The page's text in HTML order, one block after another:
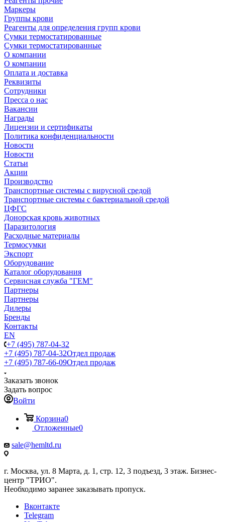
Маркеры
Группы крови
Реагенты для определения групп крови
Сумки термостатированные
Сумки термостатированные
О компании
О компании
Оплата и доставка
Реквизиты
Сотрудники
Пресса о нас
Вакансии
Награды
Лицензии и сертификаты
Политика конфиденциальности
Новости
Новости
Статьи
Акции
Производство
Транспортные системы с вирусной средой
Транспортные системы с бактериальной средой
ЦФГС
Донорская кровь животных
Паразитология
Расходные материалы
Термосумки
Экспорт
Оборудование
Каталог оборудования
Сервисная служба "ГЕМ"
Партнеры
Партнеры
Дилеры
Бренды
Контакты
EN
+7 (495) 787-04-32
+7 (495) 787-04-32Отдел продаж
+7 (495) 787-66-09Отдел продаж
Заказать звонок
Задать вопрос
Войти
Корзина0
Отложенные0
sale@hemltd.ru
г. Москва, ул. 8 Марта, д. 1, стр. 12, 3 подъезд, 3 этаж. Бизнес-
центр "ТРИО".
Необходимо заранее заказывать пропуск.
Вконтакте
Telegram